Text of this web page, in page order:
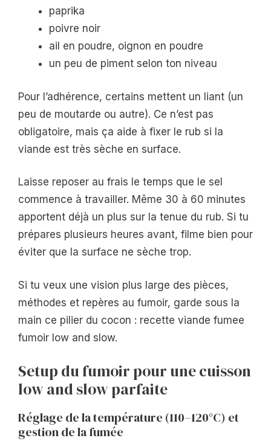
paprika
poivre noir
ail en poudre, oignon en poudre
un peu de piment selon ton niveau
Pour l’adhérence, certains mettent un liant (un
peu de moutarde ou autre). Ce n’est pas
obligatoire, mais ça aide à fixer le rub si la
viande est très sèche en surface.
Laisse reposer au frais le temps que le sel
commence à travailler. Même 30 à 60 minutes
apportent déjà un plus sur la tenue du rub. Si tu
prépares plusieurs heures avant, filme bien pour
éviter que la surface ne sèche trop.
Si tu veux une vision plus large des pièces,
méthodes et repères au fumoir, garde sous la
main ce pilier du cocon : recette viande fumee
fumoir low and slow.
Setup du fumoir pour une cuisson
low and slow parfaite
Réglage de la température (110–120°C) et
gestion de la fumée